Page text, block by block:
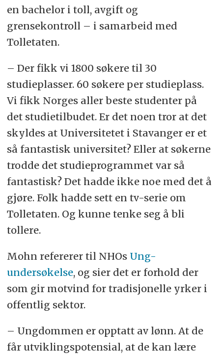
en bachelor i toll, avgift og
grensekontroll – i samarbeid med
Tolletaten.
– Der fikk vi 1800 søkere til 30
studieplasser. 60 søkere per studieplass.
Vi fikk Norges aller beste studenter på
det studietilbudet. Er det noen tror at det
skyldes at Universitetet i Stavanger er et
så fantastisk universitet? Eller at søkerne
trodde det studieprogrammet var så
fantastisk? Det hadde ikke noe med det å
gjøre. Folk hadde sett en tv-serie om
Tolletaten. Og kunne tenke seg å bli
tollere.
Mohn refererer til NHOs Ung-
undersøkelse, og sier det er forhold der
som gir motvind for tradisjonelle yrker i
offentlig sektor.
– Ungdommen er opptatt av lønn. At de
får utviklingspotensial, at de kan lære